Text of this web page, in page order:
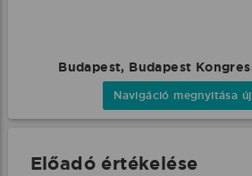
Budapest, Budapest
Navigáció megnyitása
Előadó értékelése